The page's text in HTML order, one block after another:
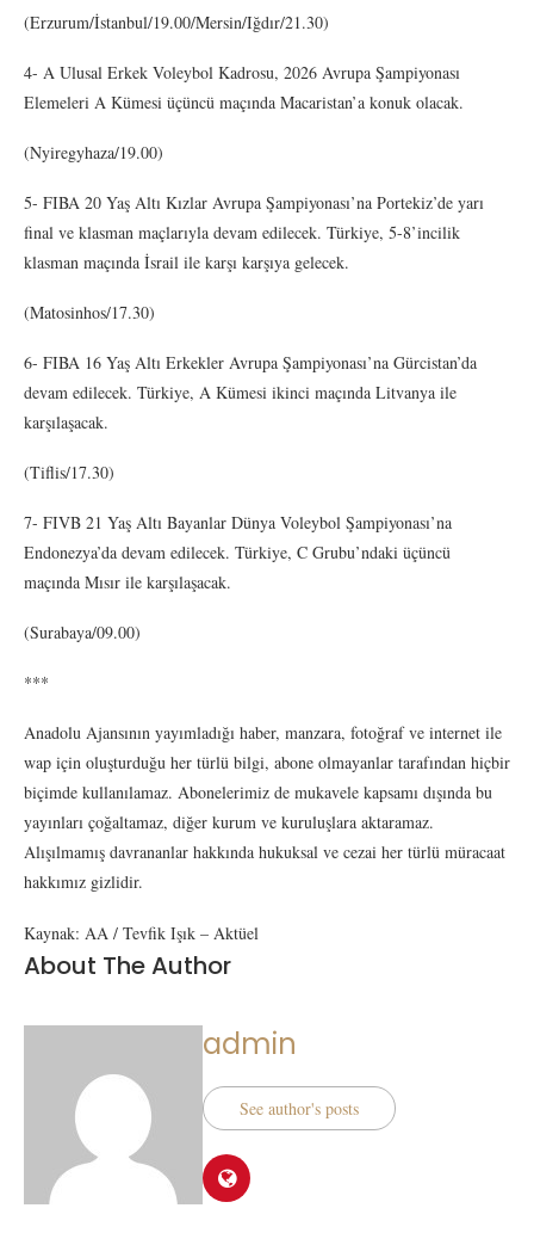
(Erzurum/İstanbul/19.00/Mersin/Iğdır/21.30)
4- A Ulusal Erkek Voleybol Kadrosu, 2026 Avrupa Şampiyonası
Elemeleri A Kümesi üçüncü maçında Macaristan’a konuk olacak.
(Nyiregyhaza/19.00)
5- FIBA 20 Yaş Altı Kızlar Avrupa Şampiyonası’na Portekiz’de yarı
final ve klasman maçlarıyla devam edilecek. Türkiye, 5-8’incilik
klasman maçında İsrail ile karşı karşıya gelecek.
(Matosinhos/17.30)
6- FIBA 16 Yaş Altı Erkekler Avrupa Şampiyonası’na Gürcistan’da
devam edilecek. Türkiye, A Kümesi ikinci maçında Litvanya ile
karşılaşacak.
(Tiflis/17.30)
7- FIVB 21 Yaş Altı Bayanlar Dünya Voleybol Şampiyonası’na
Endonezya’da devam edilecek. Türkiye, C Grubu’ndaki üçüncü
maçında Mısır ile karşılaşacak.
(Surabaya/09.00)
***
Anadolu Ajansının yayımladığı haber, manzara, fotoğraf ve internet ile
wap için oluşturduğu her türlü bilgi, abone olmayanlar tarafından hiçbir
biçimde kullanılamaz. Abonelerimiz de mukavele kapsamı dışında bu
yayınları çoğaltamaz, diğer kurum ve kuruluşlara aktaramaz.
Alışılmamış davrananlar hakkında hukuksal ve cezai her türlü müracaat
hakkımız gizlidir.
Kaynak: AA / Tevfik Işık – Aktüel
About The Author
admin
See author's posts